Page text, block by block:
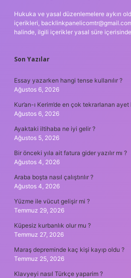
Hukuka ve yasal düzenlemelere aykırı
içerikleri,
halinde, ilgili içerikler yasal süre içerisinde
Son Yazılar
Essay yazarken hangi tense kullanılır ?
Ağustos 6, 2026
Kur’an-ı Kerim’de en çok tekrarlanan
Ağustos 6, 2026
Ayaktaki iltihaba ne iyi gelir ?
Ağustos 5, 2026
Bir önceki yıla ait fatura gider yazılır mı ?
Ağustos 4, 2026
Araba boşta nasıl çalıştırılır ?
Ağustos 4, 2026
Yüzme ile vücut gelişir mi ?
Temmuz 29, 2026
Küpesiz kurbanlık olur mu ?
Temmuz 27, 2026
Maraş depreminde kaç kişi kayıp oldu ?
Temmuz 25, 2026
Klavyeyi nasıl Türkçe yaparim ?